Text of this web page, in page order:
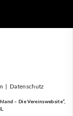
Datenschutz
– Die Vereinswebsite”,